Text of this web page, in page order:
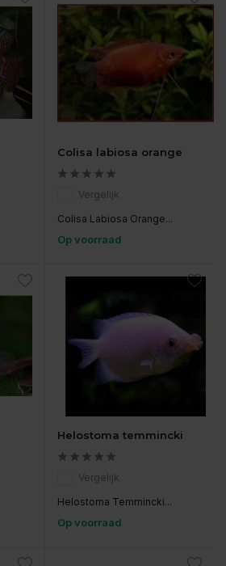
Colisa labiosa orange
Vergelijk
Colisa Labiosa Orange...
Op voorraad
Helostoma temmincki
Vergelijk
Helostoma Temmincki...
Op voorraad